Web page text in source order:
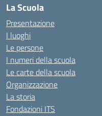
La Scuola
Presentazione
I luoghi
Le persone
I numeri della scuola
Le carte della scuola
Organizzazione
La storia
Fondazioni ITS